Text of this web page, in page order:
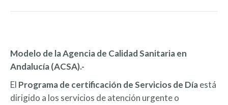
Modelo de la Agencia de Calidad Sanitaria en
Andalucía (ACSA).-
El Programa de certificación de Servicios de Díaestá
dirigido a los servicios de atención urgente o